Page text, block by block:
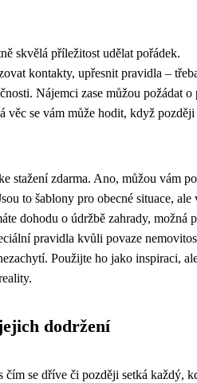
skvělá příležitost udělat pořádek.
kontakty, upřesnit pravidla –
Nájemci zase můžou požádat o
věc se vám může hodit, když
stažení zdarma. Ano, můžou vám
to šablony pro obecné situace, ale
dohodu o údržbě zahrady, možná
pravidla kvůli povaze
Použijte ho jako inspiraci,
dodržení
se dříve či později setká každý,